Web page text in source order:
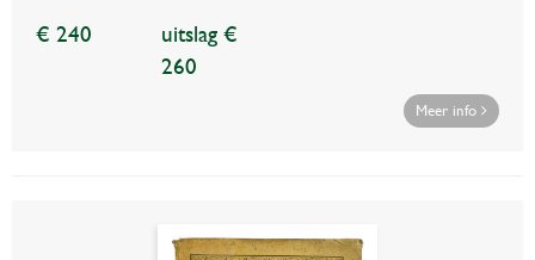
€ 240
uitslag €
260
Meer info